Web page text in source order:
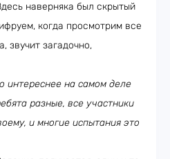
наверняка был скрытый
когда просмотрим все
звучит загадочно,
интереснее на самом деле
разные, все участники
и многие испытания это